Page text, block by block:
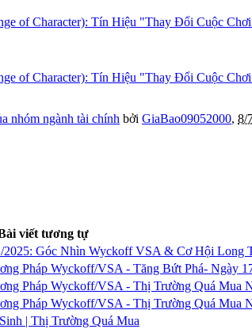
of Character): Tín Hiệu "Thay Đổi Cuộc
of Character): Tín Hiệu "Thay Đổi Cuộc
nhóm ngành tài chính bởi GiaBao09052000, 8/
viết tương tự
Góc Nhìn Wyckoff VSA & Cơ Hội Long
Pháp Wyckoff/VSA - Tăng Bứt Phá- Ngày
Pháp Wyckoff/VSA - Thị Trường Quá Mua
Pháp Wyckoff/VSA - Thị Trường Quá Mua
| Thị Trường Quá Mua